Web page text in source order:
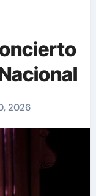
2026